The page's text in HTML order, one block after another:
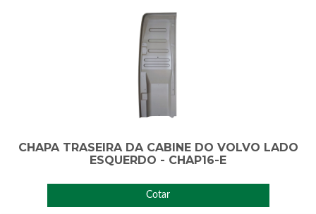
CHAPA TRASEIRA DA CABINE DO VOLVO LADO
ESQUERDO - CHAP16-E
Cotar